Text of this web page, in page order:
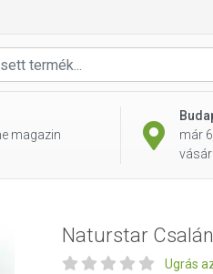
magazin
már
Naturstar
Ugrás